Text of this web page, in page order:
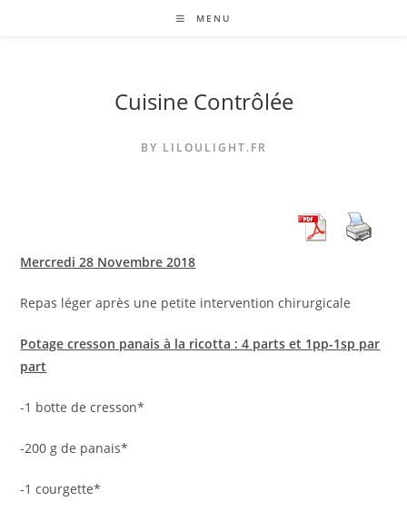
MENU
Cuisine Contrôlée
BY LILOULIGHT.FR
Mercredi 28 Novembre 2018
Repas léger après une petite intervention chirurgicale
Potage cresson panais à la ricotta : 4 parts et 1pp-1sp par
part
-1 botte de cresson*
-200 g de panais*
-1 courgette*